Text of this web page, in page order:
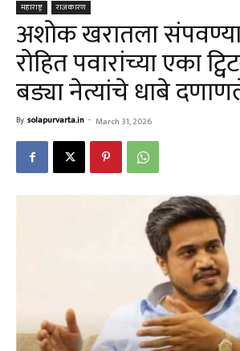
महाराष्ट्र राजकारण
अशोक खरातला
रोहित पवारांच्या एका
बड्या नेत्यांचे धाबे
By solapurvarta.in - March 31, 2026